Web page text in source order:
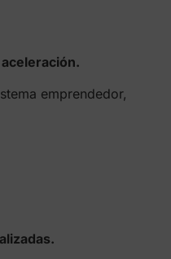
emprendedor,